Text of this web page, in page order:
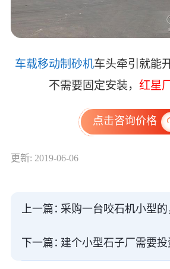
车载移动制砂机车头牵引就能
不需要固定安装， 红星
点击咨询价格
更新: 2019-06-06
上一篇：
下一篇：建个小型石子厂需要投